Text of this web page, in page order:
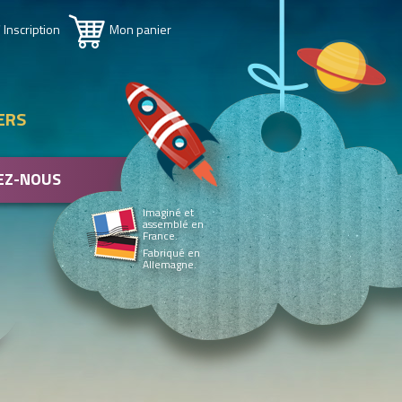
Imaginé et
assemblé en
France.
Fabriqué en
Allemagne.
Mon panier
NOUS